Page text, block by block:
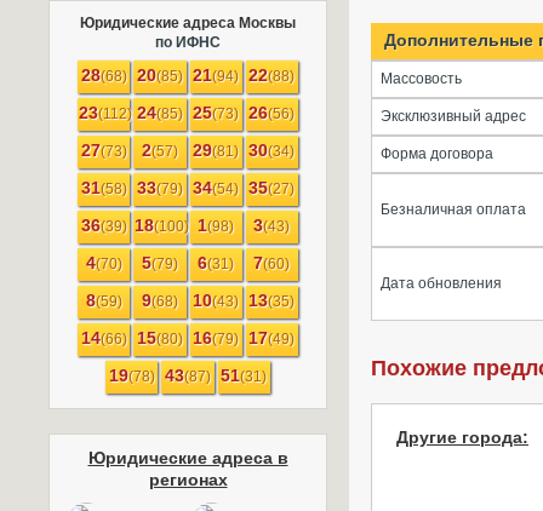
Юридические адреса Москвы
по ИФНС
28(68) 20(85) 21(94) 22(88)
23(112) 24(85) 25(73) 26(56)
27(73) 2(57) 29(81) 30(34)
31(58) 33(79) 34(54) 35(27)
36(39) 18(100) 1(98) 3(43)
4(70) 5(79) 6(31) 7(60)
8(59) 9(68) 10(43) 13(35)
14(66) 15(80) 16(79) 17(49)
19(78) 43(87) 51(31)
Юридические адреса в
регионах
Дополнительные
Массовость
Эксклюзивный адрес
Форма договора
Безналичная оплата
Дата обновления
Похожие
Другие города: